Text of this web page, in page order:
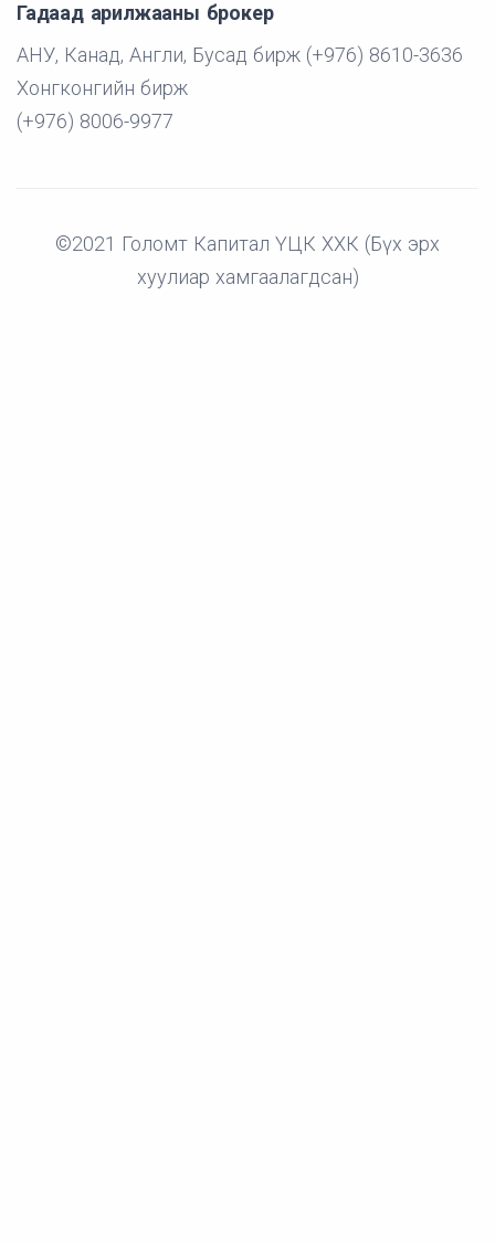
Гадаад арилжааны брокер
АНУ, Канад, Англи, Бусад бирж (+976) 8610-3636
Хонгконгийн бирж
(+976) 8006-9977
©2021 Голомт Капитал ҮЦК ХХК (Бүх эрх
хуулиар хамгаалагдсан)